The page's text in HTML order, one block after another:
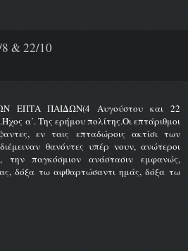
& 22/10
ΕΠΤΑ ΠΑΙΔΩΝ(4 Αυγούστου και 22
α΄. Της ερήμου πολίτης.Οι επτάριθμοι
εν ταις επταδώροις ακτίσι των
θανόντες υπέρ νουν, ανώτεροι
την παγκόσμιον ανάστασιν εμφανώς,
δόξα τω αφθαρτώσαντι ημάς, δόξα τω